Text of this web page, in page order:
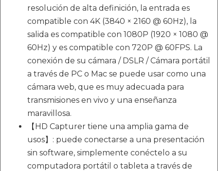
resolución de alta definición, la entrada es
compatible con 4K (3840 × 2160 @ 60Hz), la
salida es compatible con 1080P (1920 × 1080 @
60Hz) y es compatible con 720P @ 60FPS. La
conexión de su cámara / DSLR / Cámara portátil
a través de PC o Mac se puede usar como una
cámara web, que es muy adecuada para
transmisiones en vivo y una enseñanza
maravillosa.
【HD Capturer tiene una amplia gama de
usos】: puede conectarse a una presentación
sin software, simplemente conéctelo a su
computadora portátil o tableta a través de